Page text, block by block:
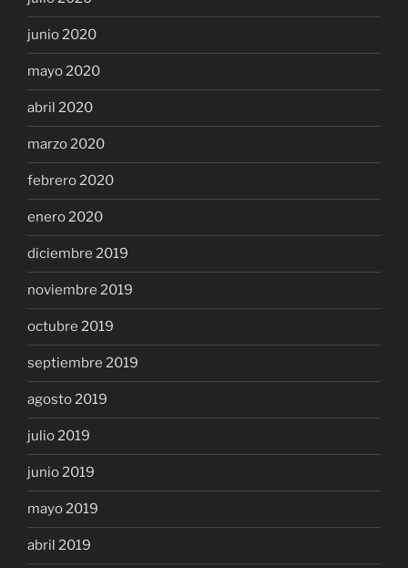
junio 2020
mayo 2020
abril 2020
marzo 2020
febrero 2020
enero 2020
diciembre 2019
noviembre 2019
octubre 2019
septiembre 2019
agosto 2019
julio 2019
junio 2019
mayo 2019
abril 2019